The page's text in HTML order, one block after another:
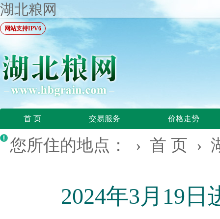
湖北粮网
网站支持IPV6
首 页 交易服务 价格走势
您所住的地点： › 首 页 ›
2024年3月19